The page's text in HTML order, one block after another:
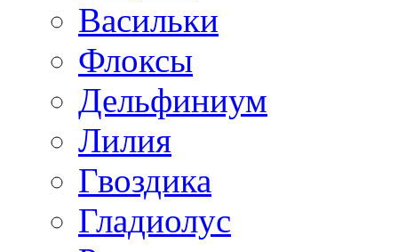
Васильки
Флоксы
Дельфиниум
Лилия
Гвоздика
Гладиолус